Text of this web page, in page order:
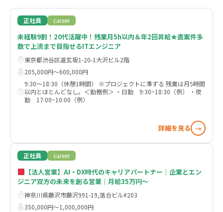
正社員 career
未経験9割！20代活躍中！残業月5h以内＆年2回昇給★直案件多
数で上流まで目指せるITエンジニア
東京都渋谷区道玄坂1-20-1大沢ビル2階
205,000円〜600,000円
9:30～18:30（休憩1時間） ※プロジェクトに準ずる 残業は月5時間
以内とほとんどなし。＜勤務例＞ ・日勤 9:30~18:30（例） ・夜
勤 17:00~10:00（例）
詳細を見る →
正社員 career
【法人営業】AI・DX時代のキャリアパートナー｜企業とエン
ジニア双方の未来を創る営業｜月給35万円～
神奈川県藤沢市藤沢991-19,落合ビル#203
350,000円〜1,000,000円